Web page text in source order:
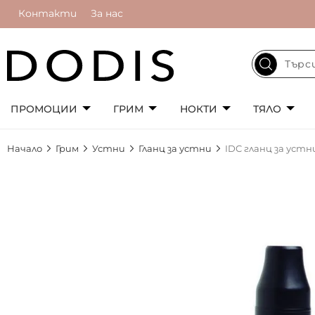
Контакти За нас
ПРОМОЦИИ ГРИМ НОКТИ ТЯЛО
Начало Грим Устни Гланц за устни IDC гланц за